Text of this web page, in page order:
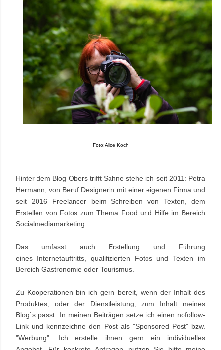
Foto:Alice Koch
Hinter dem Blog Obers trifft Sahne stehe ich seit 2011: Petra
Hermann, von Beruf Designerin mit einer eigenen Firma und
seit 2016 Freelancer beim Schreiben von Texten, dem
Erstellen von Fotos zum Thema Food und Hilfe im Bereich
Socialmediamarketing.
Das umfasst auch Erstellung und Führung
eines Internetauftritts, qualifizierten Fotos und Texten im
Bereich Gastronomie oder Tourismus.
Zu Kooperationen bin ich gern bereit, wenn der Inhalt des
Produktes, oderder Dienstleistung, zum Inhalt meines
Blog`s passt. In meinen Beiträgen setze ich einen nofollow-
Link und kennzeichne den Post als "Sponsored Post" bzw.
"Werbung". Ich erstelle ihnen gern ein individuelles